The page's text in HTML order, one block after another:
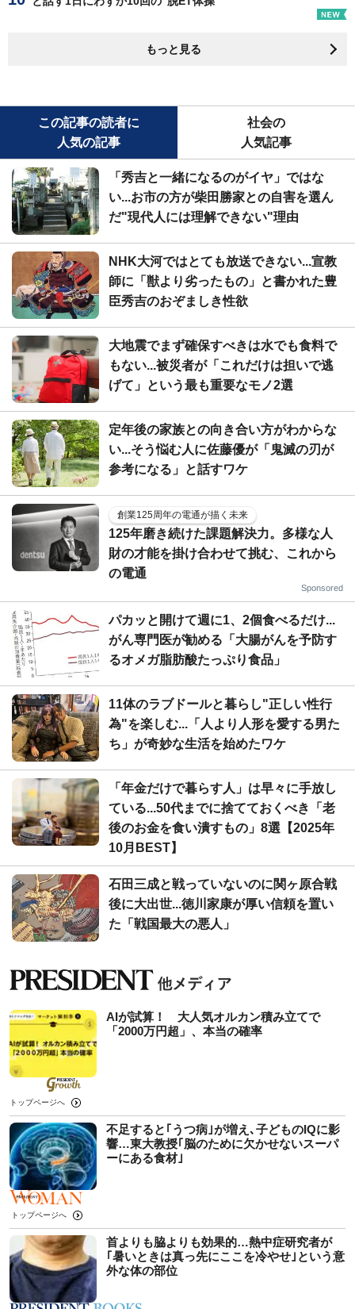
もっと見る
この記事の読者に
人気の記事
社会の
人気記事
「秀吉と一緒になるのがイヤ」ではな
い...お市の方が柴田勝家との自害を選ん
だ"現代人には理解できない"理由
NHK大河ではとても放送できない...宣教
師に「獣より劣ったもの」と書かれた豊
臣秀吉のおぞましき性欲
大地震でまず確保すべきは水でも食料で
もない...被災者が「これだけは担いで逃
げて」という最も重要なモノ2選
定年後の家族との向き合い方がわからな
い...そう悩む人に佐藤優が「鬼滅の刃が
参考になる」と話すワケ
創業125周年の電通が描く未来
125年磨き続けた課題解決力。多様な人
財の才能を掛け合わせて挑む、これから
の電通
Sponsored
パカッと開けて週に1、2個食べるだけ...
がん専門医が勧める「大腸がんを予防す
るオメガ脂肪酸たっぷり食品」
11体のラブドールと暮らし"正しい性行
為"を楽しむ...「人より人形を愛する男た
ち」が奇妙な生活を始めたワケ
「年金だけで暮らす人」は早々に手放し
ている...50代までに捨てておくべき「老
後のお金を食い潰すもの」8選【2025年
10月BEST】
石田三成と戦っていないのに関ヶ原合戦
後に大出世...徳川家康が厚い信頼を置い
た「戦国最大の悪人」
AIが試算！ 大人気オルカン積み立てで
「2000万円超」、本当の確率
トップページへ
不足すると｢うつ病｣が増え､子どものIQに影
響…東大教授｢脳のために欠かせないスーパ
ーにある食材｣
トップページへ
首よりも脇よりも効果的…熱中症研究者が
｢暑いときは真っ先にここを冷やせ｣という意
外な体の部位